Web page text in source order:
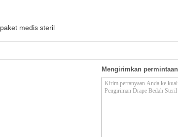
paket medis steril
Mengirimkan